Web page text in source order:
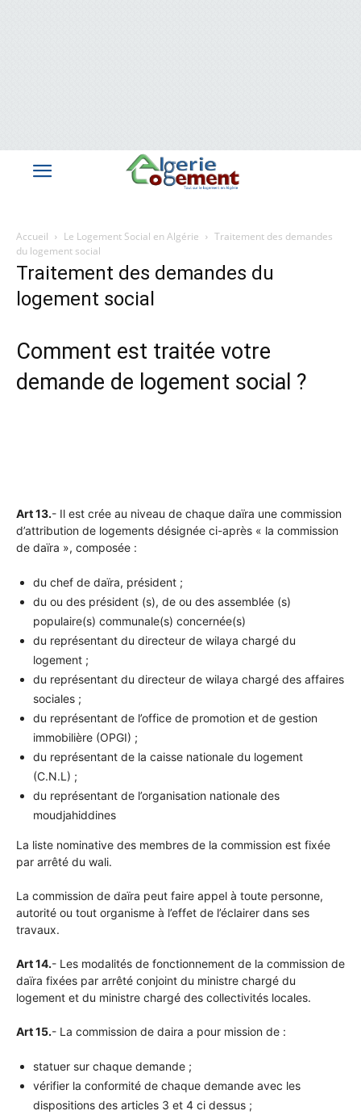
Accueil Le Logement Social en Algérie
Traitement des demandes
du logement social
Traitement des demandes du
logement social
Comment est traitée votre
demande de logement social ?
Art 13.- Il est crée au niveau de chaque daïra une commission
d’attribution de logements désignée ci-après « la commission
de daïra », composée :
du chef de daïra, président ;
du ou des président (s), de ou des assemblée (s)
populaire(s) communale(s) concernée(s)
du représentant du directeur de wilaya chargé du
logement ;
du représentant du directeur de wilaya chargé des affaires
sociales ;
du représentant de l’office de promotion et de gestion
immobilière (OPGI) ;
du représentant de la caisse nationale du logement
(C.N.L) ;
du représentant de l’organisation nationale des
moudjahiddines
La liste nominative des membres de la commission est fixée
par arrêté du wali.
La commission de daïra peut faire appel à toute personne,
autorité ou tout organisme à l’effet de l’éclairer dans ses
travaux.
Art 14.- Les modalités de fonctionnement de la commission de
daïra fixées par arrêté conjoint du ministre chargé du
logement et du ministre chargé des collectivités locales.
Art 15.- La commission de daira a pour mission de :
statuer sur chaque demande ;
vérifier la conformité de chaque demande avec les
dispositions des articles 3 et 4 ci dessus ;